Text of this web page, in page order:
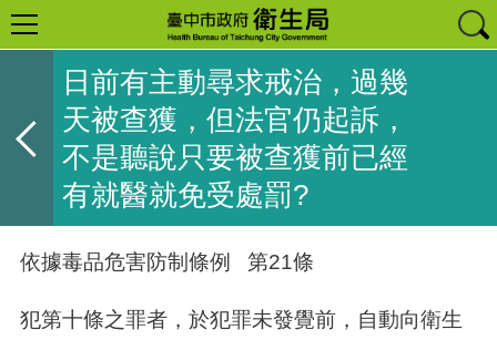
日前有主動尋求戒治，過幾
天被查獲，但法官仍起訴，
不是聽說只要被查獲前已經
有就醫就免受處罰?
依據毒品危害防制條例 第21條
犯第十條之罪者，於犯罪未發覺前，自動向衛生